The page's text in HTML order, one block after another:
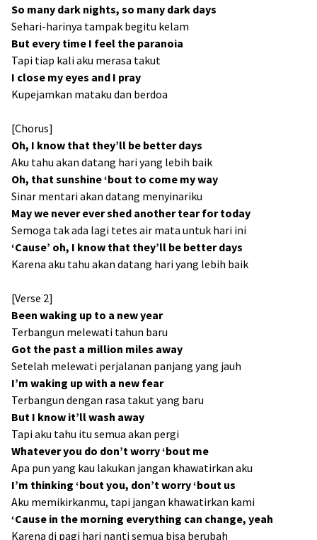
So many dark nights, so many dark days
Sehari-harinya tampak begitu kelam
But every time I feel the paranoia
Tapi tiap kali aku merasa takut
I close my eyes and I pray
Kupejamkan mataku dan berdoa
[Chorus]
Oh, I know that they’ll be better days
Aku tahu akan datang hari yang lebih baik
Oh, that sunshine ‘bout to come my way
Sinar mentari akan datang menyinariku
May we never ever shed another tear for today
Semoga tak ada lagi tetes air mata untuk hari ini
‘Cause’ oh, I know that they’ll be better days
Karena aku tahu akan datang hari yang lebih baik
[Verse 2]
Been waking up to a new year
Terbangun melewati tahun baru
Got the past a million miles away
Setelah melewati perjalanan panjang yang jauh
I’m waking up with a new fear
Terbangun dengan rasa takut yang baru
But I know it’ll wash away
Tapi aku tahu itu semua akan pergi
Whatever you do don’t worry ‘bout me
Apa pun yang kau lakukan jangan khawatirkan aku
I’m thinking ‘bout you, don’t worry ‘bout us
Aku memikirkanmu, tapi jangan khawatirkan kami
‘Cause in the morning everything can change, yeah
Karena di pagi hari nanti semua bisa berubah